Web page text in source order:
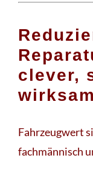
clever,
Fahrzeugwert
fachmännisch